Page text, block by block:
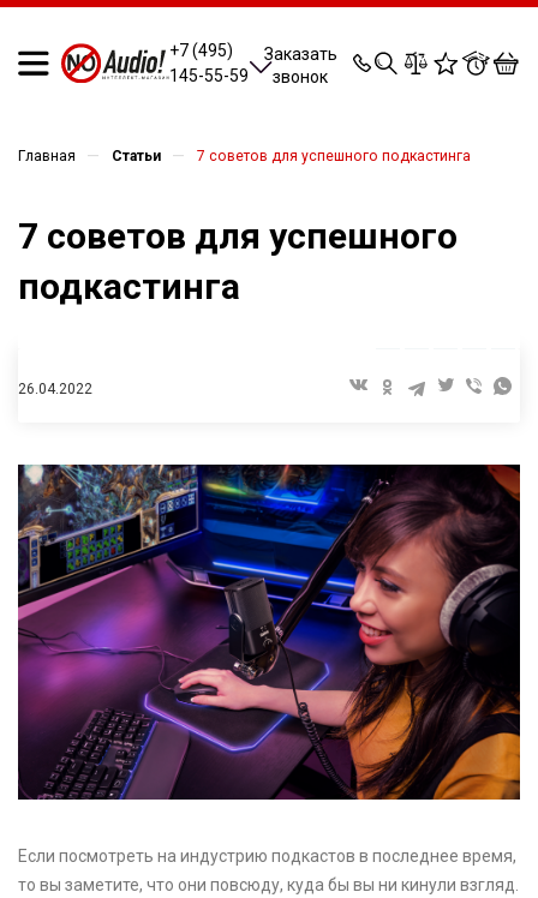
+7 (495)
145-55-59
Заказать
звонок
0 0 0 0
Главная — Статьи — 7 советов для успешного подкастинга
7 советов для успешного
подкастинга
26.04.2022
Если посмотреть на индустрию подкастов в последнее время,
то вы заметите, что они повсюду, куда бы вы ни кинули взгляд.